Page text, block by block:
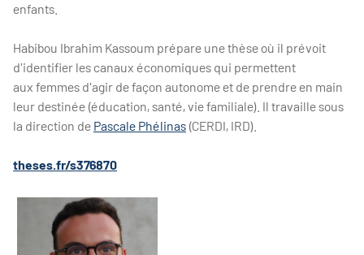
enfants.
Habibou Ibrahim Kassoum prépare une thèse où il prévoit
d'identifier les canaux économiques qui permettent
aux femmes d'agir de façon autonome et de prendre en main
leur destinée (éducation, santé, vie familiale). Il travaille sous
la direction de Pascale Phélinas (CERDI, IRD).
theses.fr/s376870